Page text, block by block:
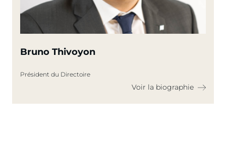
Bruno Thivoyon
Président du Directoire
Voir la biographie